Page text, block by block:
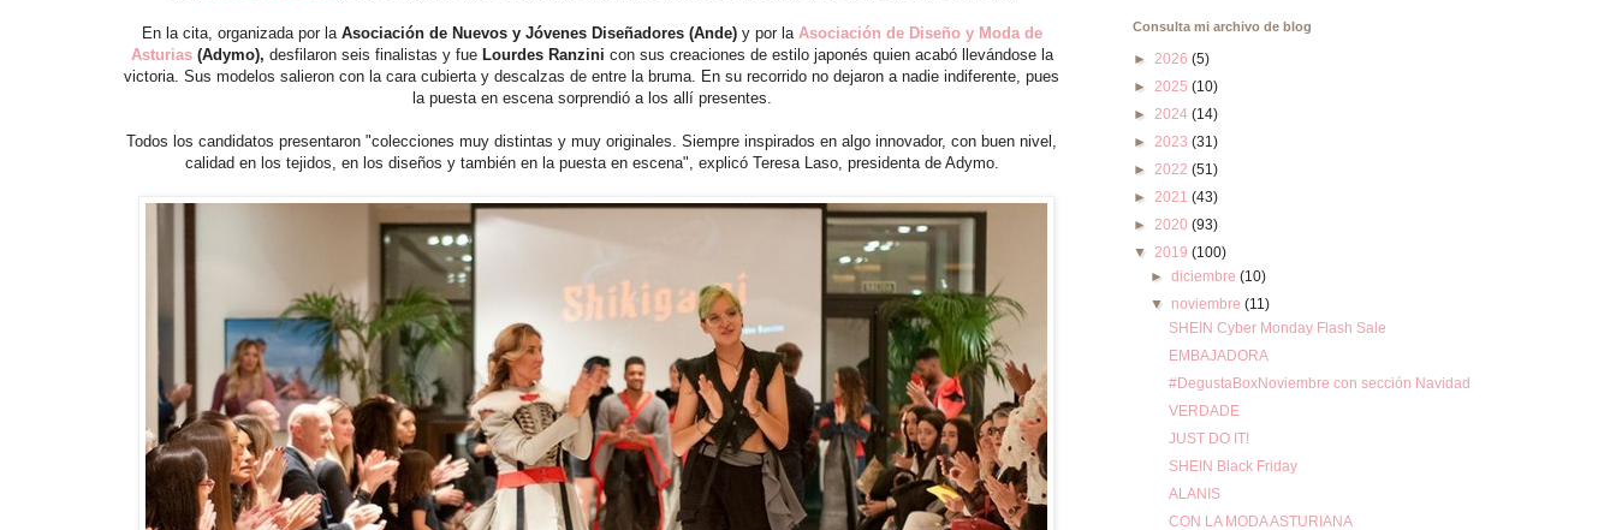
En la cita, organizada por laAsociación de Nuevos y Jóvenes Diseñadores (Ande) y por la Asociación de Diseño y Moda de
Asturias(Adymo), desfilaron seis finalistas y fue Lourdes Ranzini con sus creaciones de estilo japonés quien acabó llevándose la
victoria. Sus modelos salieron con la cara cubierta y descalzas de entre la bruma. En su recorrido no dejaron a nadie indiferente, pues
la puesta en escena sorprendió a los allí presentes.
Todos los candidatos presentaron "colecciones muy distintas y muy originales. Siempre inspirados en algo innovador, con buen nivel,
calidad en los tejidos, en los diseños y también en la puesta en escena", explicó Teresa Laso, presidenta de Adymo.
Consulta mi archivo de blog
► 2026 (5)
► 2025 (10)
► 2024 (14)
► 2023 (31)
► 2022 (51)
► 2021 (43)
► 2020 (93)
▼ 2019 (100)
►diciembre(10)
▼ noviembre(11)
SHEIN Cyber Monday Flash Sale
EMBAJADORA
#DegustaBoxNoviembre con sección Navidad
VERDADE
JUST DO IT!
SHEIN Black Friday
ALANIS
CON LA MODA ASTURIANA